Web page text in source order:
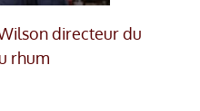
directeur du
rhum